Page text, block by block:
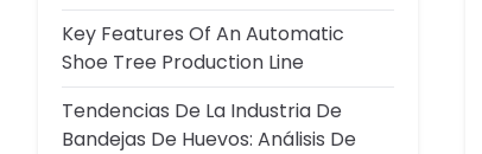
Key Features Of An Automatic
Shoe Tree Production Line
Tendencias De La Industria De
Bandejas De Huevos: Análisis De